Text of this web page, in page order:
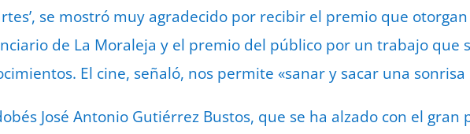
se mostró muy agradecido por recibir el premio que
de La Moraleja y el premio del público por un trabajo que
El cine, señaló, nos permite «sanar y sacar una
José Antonio Gutiérrez Bustos, que se ha alzado con el